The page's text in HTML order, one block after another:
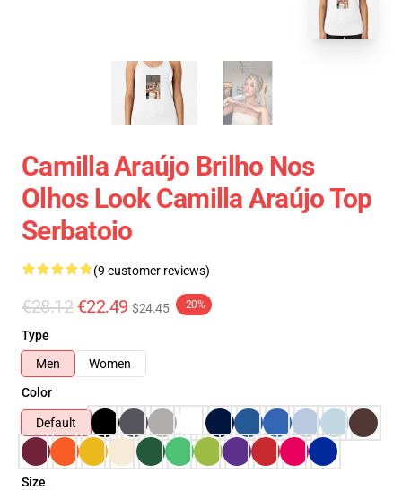
Camilla Araújo Brilho Nos
Olhos Look Camilla Araújo Top
Serbatoio
(9 customer reviews)
€28.12 €22.49 $24.45 -20%
Type
Men
Women
Color
Default
Size